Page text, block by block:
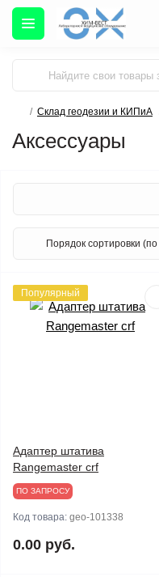
Склад геодезии и КИПиА
Аксессуары
Популярный
Адаптер штатива
Rangemaster crf
ПО ЗАПРОСУ
Код товара: geo-101338
0.00 руб.